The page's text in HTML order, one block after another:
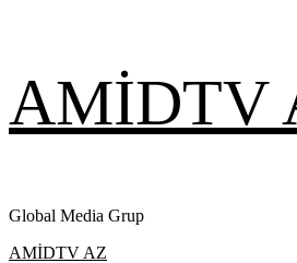
content
AMİDTV
Global Media Grup
Primary
AMİDTV AZ